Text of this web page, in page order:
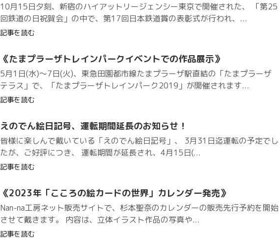
10月15日夕刻、新宿のハイアットリージェンシー東京で開催された、 「第25
回鉄道の日祝賀会」の中で、第17回日本鉄道賞の表彰式が行われ、...
記事を読む
《たまプラーザトレインパークイベントでの作品展示》
5月1日(水)～7日(火)、東急田園都市線たまプラーザ駅直結の「たまプラーザ
テラス」で、「たまプラーザトレインパーク2019」が開催されます...
記事を読む
えのでん絵日記号、運転期間延長のお知らせ！
皆様に楽しんで戴いている「えのでん絵日記号」、 3月31日迄運転の予定でし
たが、ご好評につき、 運転期間が延長され、4月15日(...
記事を読む
《2023年「こころの絵カードの世界」カレンダー発売》
Nan-na工房ネット販売サイトで、杉本聖奈のカレンダーの販売先行予約を開始
させて戴きます。 内容は、立体イラスト作品の写真や...
記事を読む